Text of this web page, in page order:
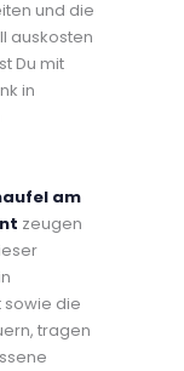
und die
auskosten
Du mit
in
am
zeugen
die
tragen